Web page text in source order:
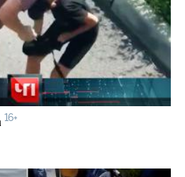
16+